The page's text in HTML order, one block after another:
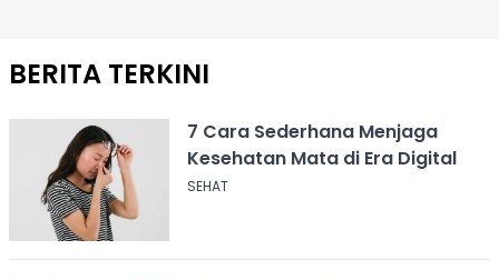
BERITA TERKINI
7 Cara Sederhana Menjaga
Kesehatan Mata di Era Digital
SEHAT